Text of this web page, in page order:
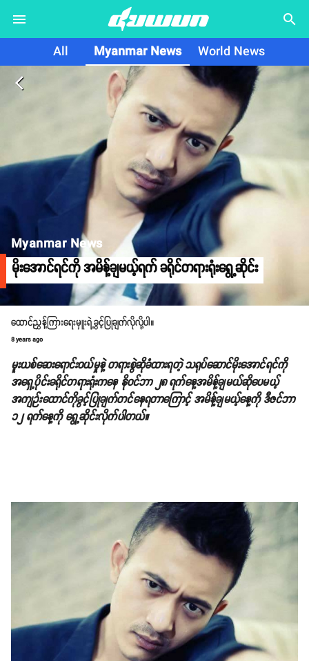
search
All Myanmar News World News
arrow_back_ios
Myanmar News
မိုးအောင်ရင်ကို အမိန့်ချမယ့်ရက် ခရိုင်တရားရုံးရွေ့ဆိုင်း
ထောင်ညွှန့်ကြားရေးမှူးရဲ့ခွင့်ပြုချက်လိုလို့ပါ။
8 years ago
မူးယစ်ဆေးရောင်းဝယ်မှုနဲ့ တရားစွဲဆိုခံထားရတဲ့ သရုပ်ဆောင်မိုးအောင်ရင်ကို
အရှေ့ပိုင်းခရိုင်တရားရုံးကနေ နိုဝင်ဘာ ၂၈ ရက်နေ့အမိန့်ချမယ်ဆိုပေမယ့်
အကျဉ်းထောင်ကိုခွင့်ပြုချက်တင်နေရတာကြောင့် အမိန့်ချမယ့်နေ့ကို ဒီဇင်ဘာ
၁၂ ရက်နေ့ကို ရွေ့ဆိုင်းလိုက်ပါတယ်။